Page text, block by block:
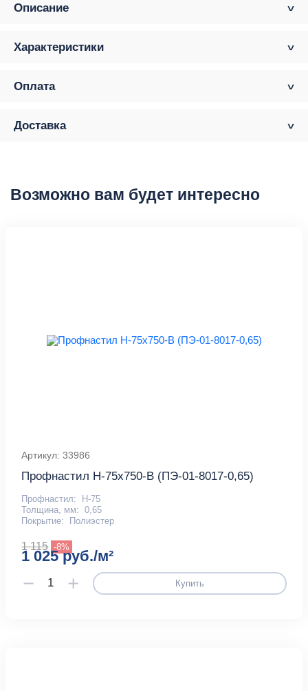
Описание
Характеристики
Оплата
Доставка
Возможно вам будет интересно
Артикул: 33986
Профнастил Н-75x750-B (ПЭ-01-8017-0,65)
Профнастил:
Н-75
Толщина, мм: 0,65
Покрытие:
Полиэстер
1 115 -8%
1 025 руб./м²
Купить